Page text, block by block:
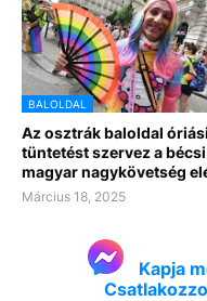
BALOLDAL
Az osztrák baloldal óriási
tüntetést szervez a bécsi
magyar nagykövetség
Március 18, 2025
Kapja